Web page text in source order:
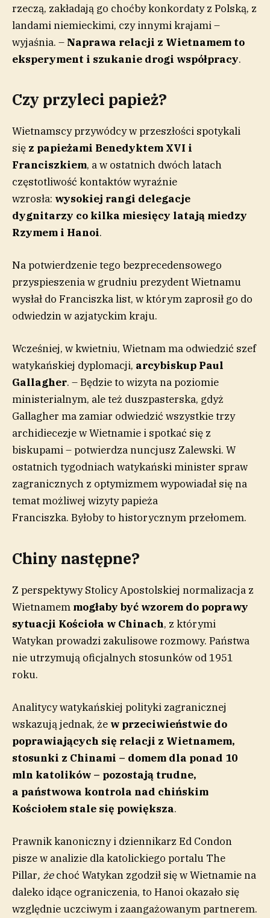
rzeczą, zakładają go choćby konkordaty z Polską, z
landami niemieckimi, czy innymi krajami –
wyjaśnia. – Naprawa relacji z Wietnamem to
eksperyment i szukanie drogi współpracy.
Czy przyleci papież?
Wietnamscy przywódcy w przeszłości spotykali
się z papieżami Benedyktem XVI i
Franciszkiem, a w ostatnich dwóch latach
częstotliwość kontaktów wyraźnie
wzrosła: wysokiej rangi delegacje
dygnitarzy co kilka miesięcy latają miedzy
Rzymem i Hanoi.
Na potwierdzenie tego bezprecedensowego
przyspieszenia w grudniu prezydent Wietnamu
wysłał do Franciszka list, w którym zaprosił go do
odwiedzin w azjatyckim kraju.
Wcześniej, w kwietniu, Wietnam ma odwiedzić szef
watykańskiej dyplomacji, arcybiskup Paul
Gallagher. – Będzie to wizyta na poziomie
ministerialnym, ale też duszpasterska, gdyż
Gallagher ma zamiar odwiedzić wszystkie trzy
archidiecezje w Wietnamie i spotkać się z
biskupami – potwierdza nuncjusz Zalewski. W
ostatnich tygodniach watykański minister spraw
zagranicznych z optymizmem wypowiadał się na
temat możliwej wizyty papieża
Franciszka. Byłoby to historycznym przełomem.
Chiny następne?
Z perspektywy Stolicy Apostolskiej normalizacja z
Wietnamem mogłaby być wzorem do poprawy
sytuacji Kościoła w Chinach, z którymi
Watykan prowadzi zakulisowe rozmowy. Państwa
nie utrzymują oficjalnych stosunków od 1951
roku.
Analitycy watykańskiej polityki zagranicznej
wskazują jednak, że w przeciwieństwie do
poprawiających się relacji z Wietnamem,
stosunki z Chinami – domem dla ponad 10
mln katolików – pozostają trudne,
a państwowa kontrola nad chińskim
Kościołem stale się powiększa.
Prawnik kanoniczny i dziennikarz Ed Condon
pisze w analizie dla katolickiego portalu The
Pillar, żechoć Watykan zgodził się w Wietnamie na
daleko idące ograniczenia, to Hanoi okazało się
względnie uczciwym i zaangażowanym partnerem.